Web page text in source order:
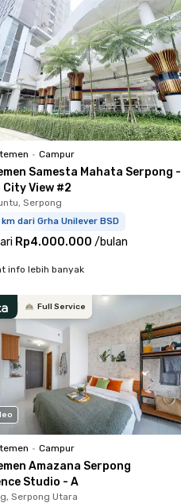
• Campur
Samesta Mahata Serpong -
View #2
Serpong
km dari Grha Unilever BSD
Rp4.000.000 /bulan
info lebih banyak
Full Service
• Campur
Amazana Serpong
Studio - A
Serpong Utara